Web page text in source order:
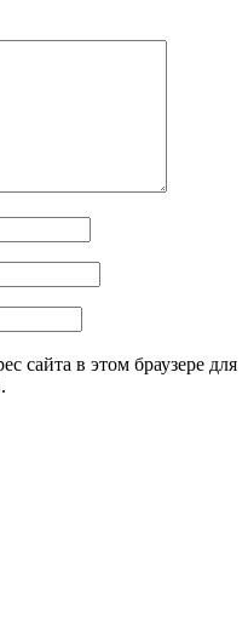
сайта в этом браузере для